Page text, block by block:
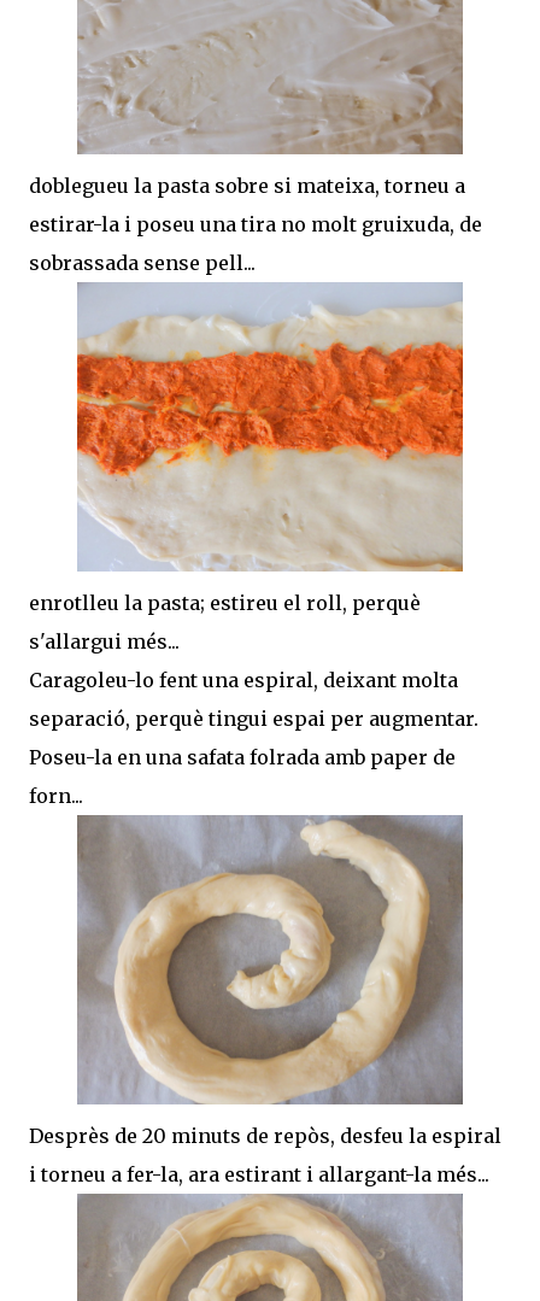
doblegueu la pasta sobre si mateixa, torneu a
estirar-la i poseu una tira no molt gruixuda, de
sobrassada sense pell...
enrotlleu la pasta; estireu el roll, perquè
s'allargui més...
Caragoleu-lo fent una espiral, deixant molta
separació, perquè tingui espai per augmentar.
Poseu-la en una safata folrada amb paper de
forn...
Desprès de 20 minuts de repòs, desfeu la espiral
i torneu a fer-la, ara estirant i allargant-la més...